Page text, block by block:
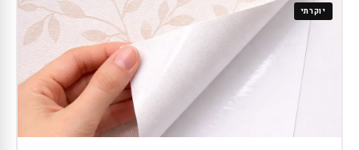
יוקרתי